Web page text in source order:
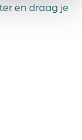
en draag je